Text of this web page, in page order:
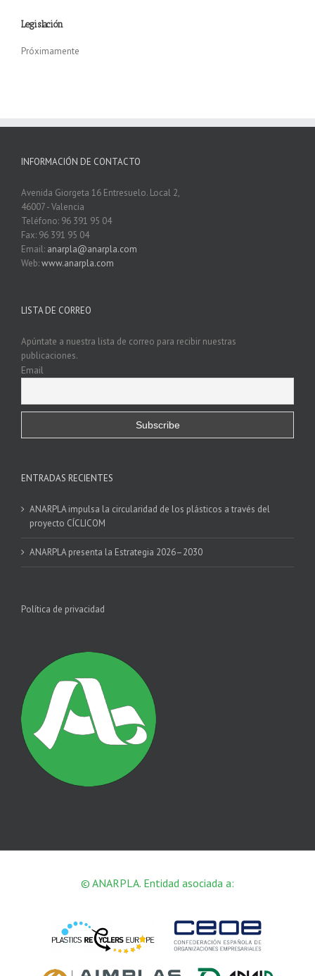
Legislación
Próximamente
INFORMACIÓN DE CONTACTO
Avenida Giorgeta 16 Entresuelo. Local 2,
46007 - Valencia
Teléfono: 96 391 95 04
Fax: 96 391 95 04
Email: anarpla@anarpla.com
Web:www.anarpla.com
LISTA DE CORREO
Apúntate a nuestra lista de correo para recibir nuestras
publicaciones.
Email
ENTRADAS RECIENTES
ANARPLA impulsa la circularidad de los plásticos a través del
proyecto CÍCLICOM
ANARPLA presenta la Estrategia 2026–2030
Política de privacidad
© ANARPLA. Entidad asociada a: